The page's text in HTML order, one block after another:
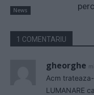
News
1 COMENTARIU
gheorghe
Acm
LUMANARE